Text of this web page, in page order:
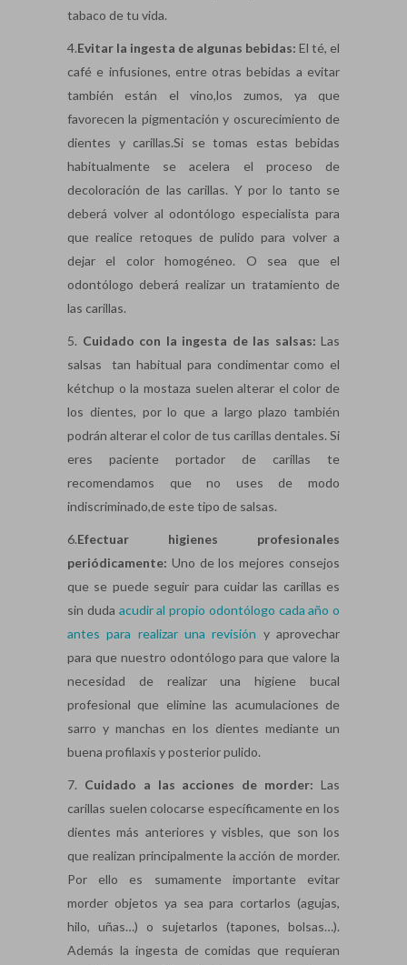
tabaco de tu vida.
4.Evitar la ingesta de algunas bebidas: El té, el
café e infusiones, entre otras bebidas a evitar
también están el vino,los zumos, ya que
favorecen la pigmentación y oscurecimiento de
dientes y carillas.Si se tomas estas bebidas
habitualmente se acelera el proceso de
decoloración de las carillas. Y por lo tanto se
deberá volver al odontólogo especialista para
que realice retoques de pulido para volver a
dejar el color homogéneo. O sea que el
odontólogo deberá realizar un tratamiento de
las carillas.
5. Cuidado con la ingesta de las salsas: Las
salsas tan habitual para condimentar como el
kétchup o la mostaza suelen alterar el color de
los dientes, por lo que a largo plazo también
podrán alterar el color de tus carillas dentales. Si
eres paciente portador de carillas te
recomendamos que no uses de modo
indiscriminado,de este tipo de salsas.
6.Efectuar higienes profesionales
periódicamente: Uno de los mejores consejos
que se puede seguir para cuidar las carillas es
sin duda acudir al propio odontólogo cada año o
antes para realizar una revisión y aprovechar
para que nuestro odontólogo para que valore la
necesidad de realizar una higiene bucal
profesional que elimine las acumulaciones de
sarro y manchas en los dientes mediante un
buena profilaxis y posterior pulido.
7. Cuidado a las acciones de morder: Las
carillas suelen colocarse específicamente en los
dientes más anteriores y visbles, que son los
que realizan principalmente la acción de morder.
Por ello es sumamente importante evitar
morder objetos ya sea para cortarlos (agujas,
hilo, uñas…) o sujetarlos (tapones, bolsas…).
Además la ingesta de comidas que requieran